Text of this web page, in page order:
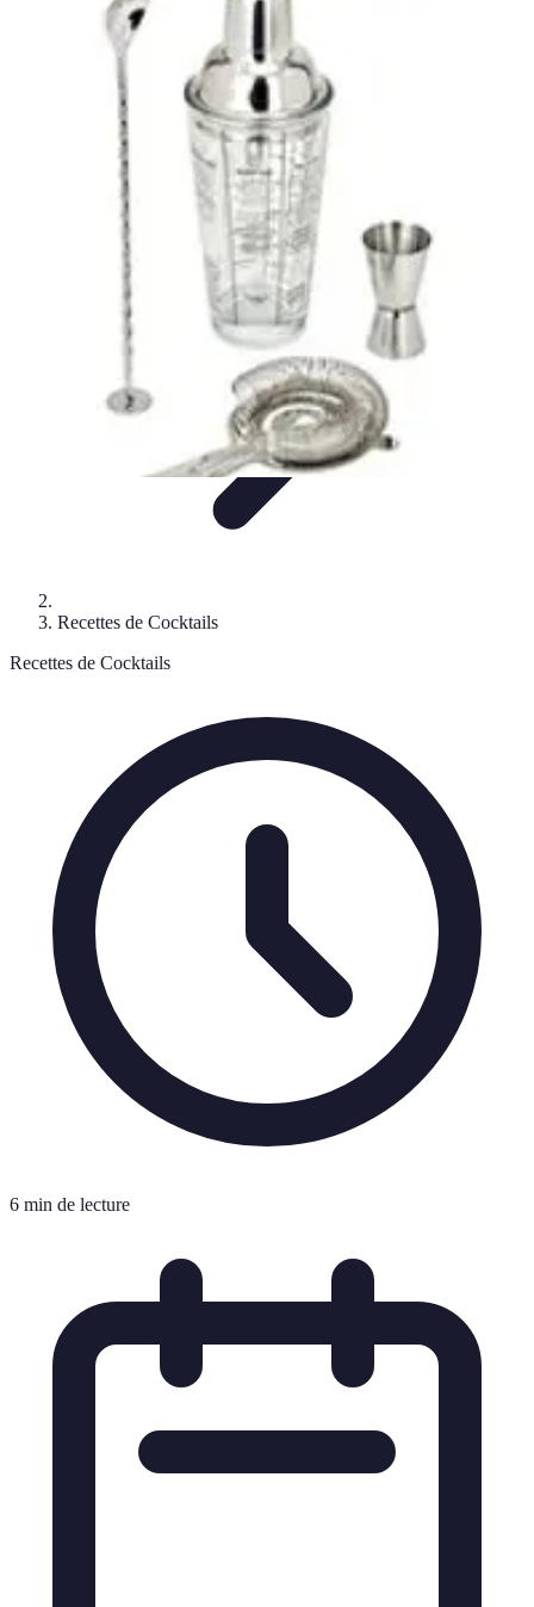
Guide des Cocktails
L'Art de la Mixologie
Ingrédients et Recettes
Tendances
Guide des Cocktails
Recettes de Cocktails
Recettes de Cocktails
6 min de lecture